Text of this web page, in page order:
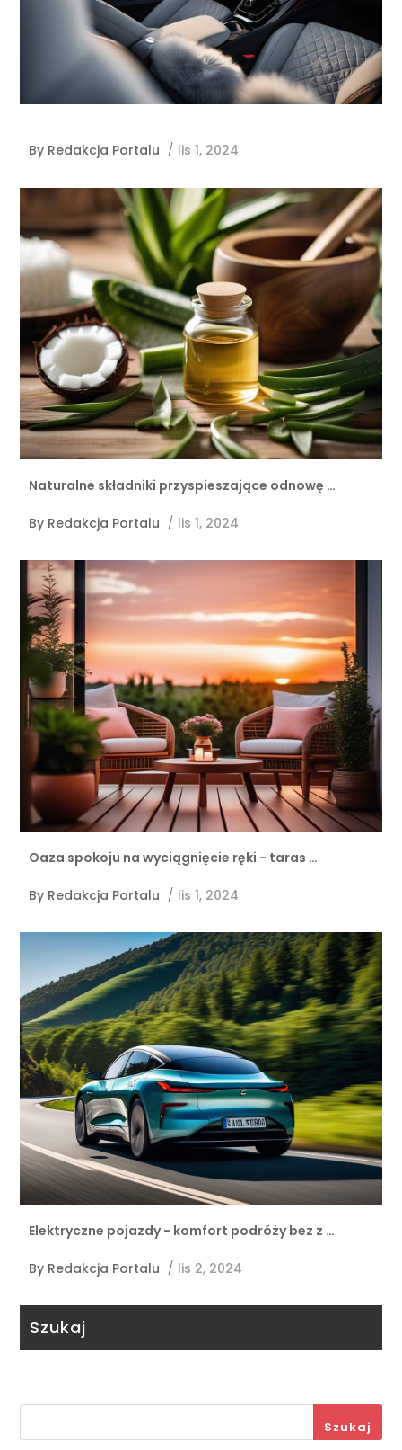
By Redakcja Portalu / lis 1, 2024
Naturalne składniki przyspieszające odnowę …
By Redakcja Portalu / lis 1, 2024
Oaza spokoju na wyciągnięcie ręki - taras …
By Redakcja Portalu / lis 1, 2024
Elektryczne pojazdy - komfort podróży bez z …
By Redakcja Portalu / lis 2, 2024
Szukaj
Szukaj